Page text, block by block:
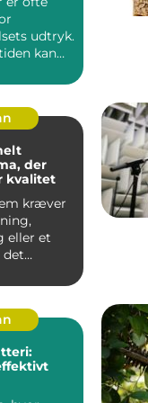
udtryk.
kan
der
kvalitet
kræver
eller et
det